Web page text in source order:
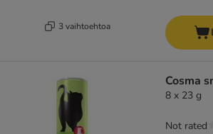
3 vaihtoehtoa
Cosma
8 x 23 g
Not rated